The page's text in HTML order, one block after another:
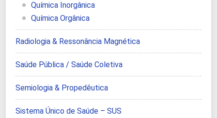
Química Inorgânica
Química Orgânica
Radiologia & Ressonância Magnética
Saúde Pública / Saúde Coletiva
Semiologia & Propedêutica
Sistema Único de Saúde – SUS